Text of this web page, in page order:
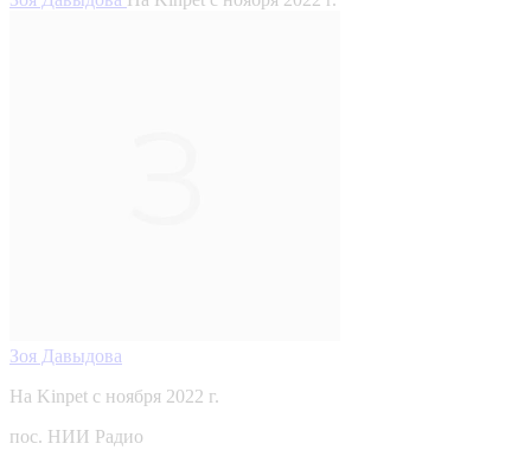
Зоя Давыдова
На Kinpet c ноября 2022 г.
пос. НИИ Радио